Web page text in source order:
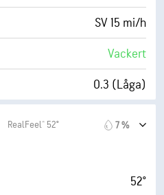
1 (Mörkt)
98 %
7 eng. mil
SV 15 mi/h
Vackert
0.3 (Låga)
49° F
RealFeel® 52° 7 %
52°